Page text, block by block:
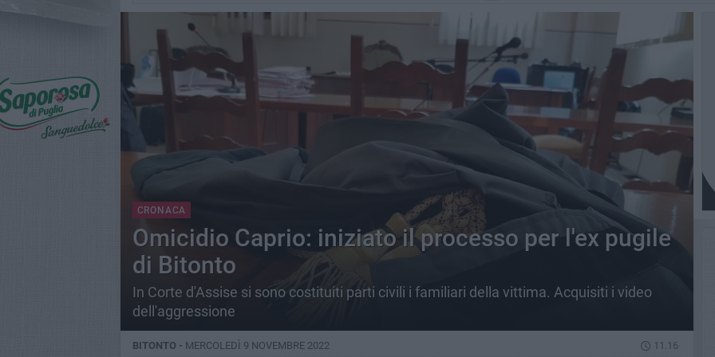
CRONACA
Omicidio Caprio: iniziato il processo per l'ex pugile
di Bitonto
In Corte d'Assise si sono costituiti parti civili i familiari della vittima. Acquisiti i video
dell'aggressione
BITONTO - MERCOLEDÌ 9 NOVEMBRE 2022 11.16